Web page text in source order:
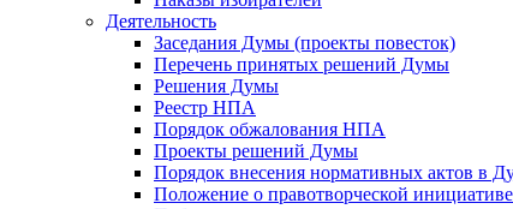
Деятельность
Заседания Думы (проекты повесток)
Перечень принятых решений Думы
Решения Думы
Реестр НПА
Порядок обжалования НПА
Проекты решений Думы
Порядок внесения нормативных актов в
Положение о правотворческой